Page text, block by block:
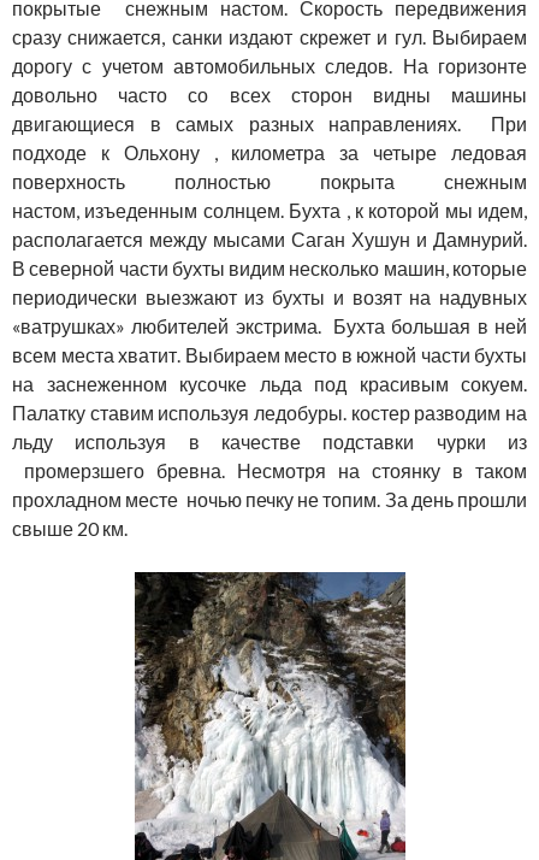
покрытые снежным настом. Скорость передвижения
сразу снижается, санки издают скрежет и гул. Выбираем
дорогу с учетом автомобильных следов. На горизонте
довольно часто со всех сторон видны машины
двигающиеся в самых разных направлениях. При
подходе к Ольхону , километра за четыре ледовая
поверхность полностью покрыта снежным
настом, изъеденным солнцем. Бухта , к которой мы идем,
располагается между мысами Саган Хушун и Дамнурий.
В северной части бухты видим несколько машин, которые
периодически выезжают из бухты и возят на надувных
«ватрушках» любителей экстрима. Бухта большая в ней
всем места хватит. Выбираем место в южной части бухты
на заснеженном кусочке льда под красивым сокуем.
Палатку ставим используя ледобуры. костер разводим на
льду используя в качестве подставки чурки из
промерзшего бревна. Несмотря на стоянку в таком
прохладном месте ночью печку не топим. За день прошли
свыше 20 км.